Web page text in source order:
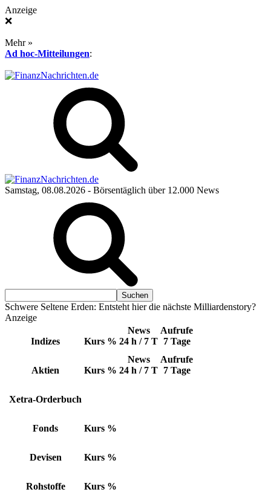
Anzeige
❌
Mehr »
Ad hoc-Mitteilungen:
Samstag, 08.08.2026 - Börsentäglich über 12.000 News
Schwere Seltene Erden: Entsteht hier die nächste Milliardenstory?
Anzeige
Indizes Kurs %
News
24 h / 7 T
Aufrufe
7 Tage
Aktien Kurs %
News
24 h / 7 T
Aufrufe
7 Tage
Xetra-Orderbuch
Fonds Kurs %
Devisen Kurs %
Rohstoffe Kurs %